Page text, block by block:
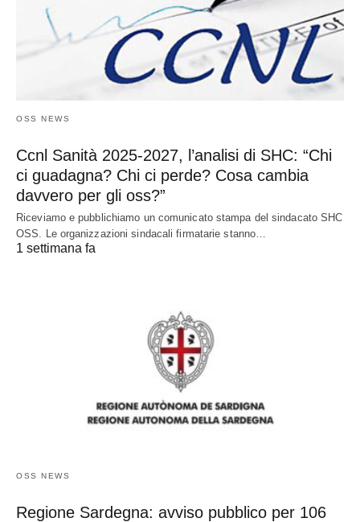
OSS NEWS
Ccnl Sanità 2025-2027, l’analisi di SHC: “Chi
ci guadagna? Chi ci perde? Cosa cambia
davvero per gli oss?”
Riceviamo e pubblichiamo un comunicato stampa del sindacato SHC
OSS. Le organizzazioni sindacali firmatarie stanno…
1 settimana fa
OSS NEWS
Regione Sardegna: avviso pubblico per 106